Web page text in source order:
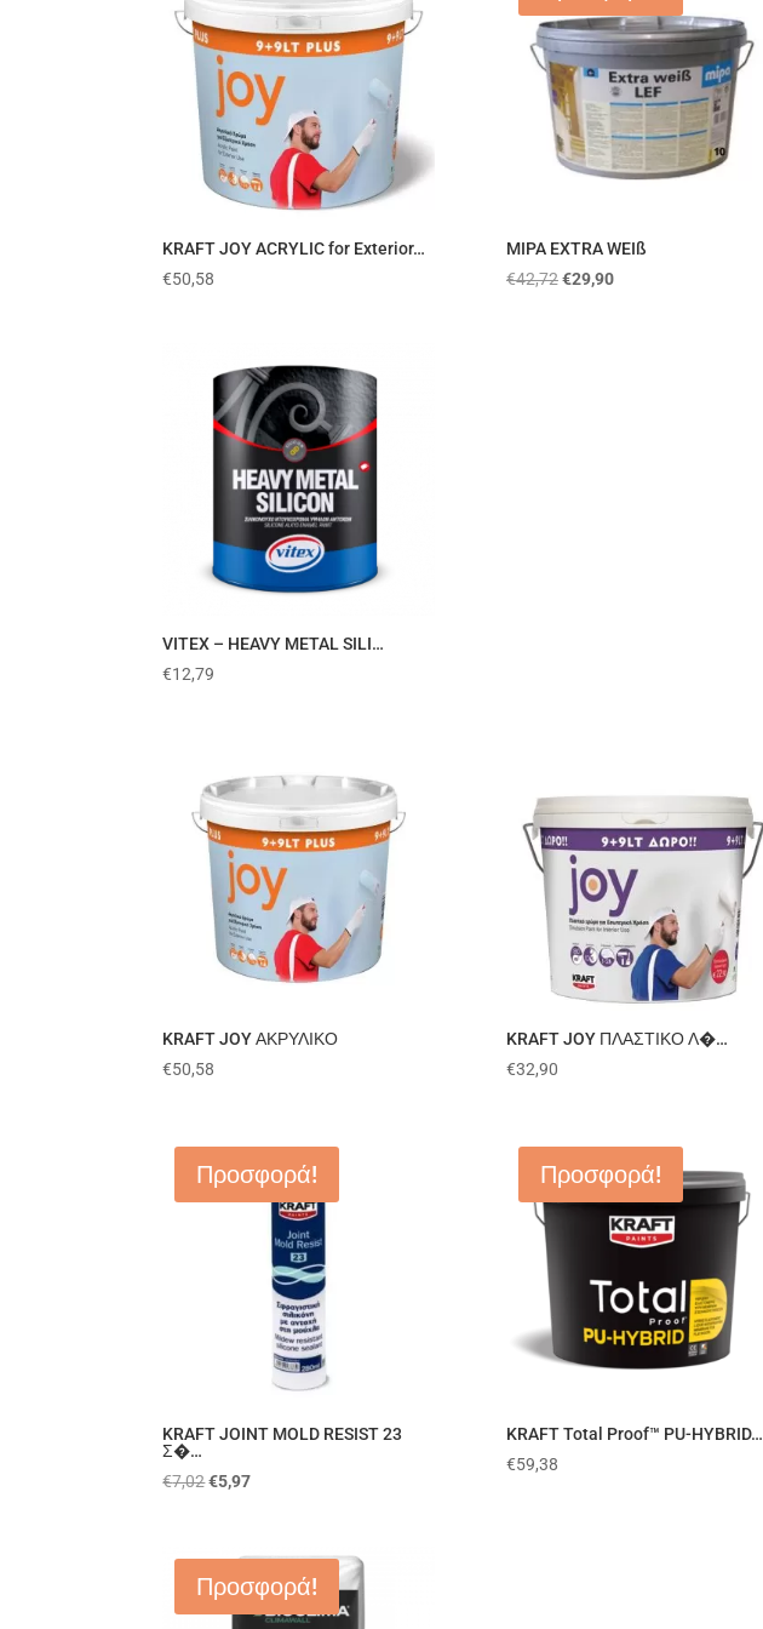
KRAFT JOY ACRYLIC for Exterior…
€50,58
MIPA EXTRA WEIß
€42,72€29,90
VITEX – HEAVY METAL SILI…
€12,79
KRAFT JOY ΑΚΡΥΛΙΚΟ
€50,58
KRAFT JOY ΠΛΑΣΤΙΚΟ Λ�…
€32,90
Προσφορά!
KRAFT JOINT MOLD RESIST 23
Σ�…
€7,02€5,97
Προσφορά!
KRAFT Total Proof™ PU-HYBRID…
€59,38
Προσφορά!